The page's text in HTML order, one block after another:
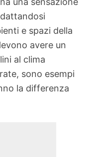
e spazi della
avere un
al clima
sono esempi
la differenza